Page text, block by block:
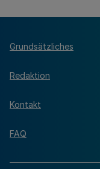
Grundsätzliches
Redaktion
Kontakt
FAQ